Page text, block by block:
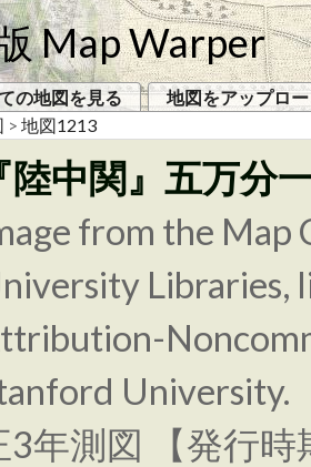
Map Warper
の地図を見る
地図をアップロ
> 地図1213
陸中関』五万分
from the Map
Libraries,
University.
3年測図 【発行